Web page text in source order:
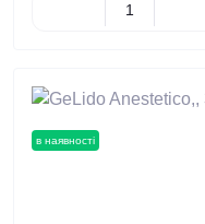
в наявності